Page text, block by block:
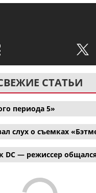
СТАТЬИ
периода 5»
слух о съемках
DC — режиссер